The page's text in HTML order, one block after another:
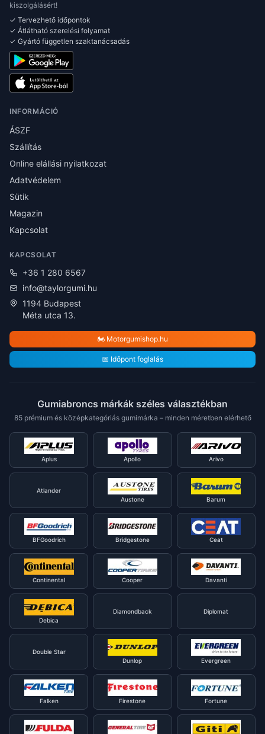
kiszolgálásért!
✓ Tervezhető időpontok
✓ Átlátható szerelési folyamat
✓ Gyártó független szaktanácsadás
INFORMÁCIÓ
ÁSZF
Szállítás
Online elállási nyilatkozat
Adatvédelem
Sütik
Magazin
Kapcsolat
KAPCSOLAT
+36 1 280 6567
info@taylorgumi.hu
1194 Budapest
Méta utca 13.
🏍️ Motorgumishop.hu
📅 Időpont foglalás
Gumiabroncs márkák széles választékban
85 prémium és középkategóriás gumimárka – minden méretben elérhető
Aplus Apollo Arivo
Atlander
Austone
Barum
BFGoodrich Bridgestone Ceat
Continental Cooper Davanti
Debica
Diamondback Diplomat
Double Star
Dunlop
Evergreen
Falken Firestone Fortune